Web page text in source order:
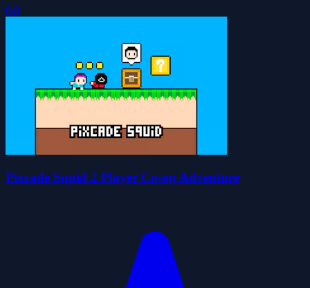
0.0
Pixcade Squid 2 Player Co-op Adventure